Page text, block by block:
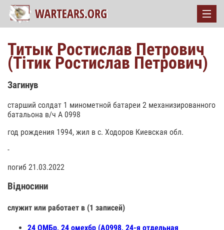
Титык Ростислав Петрович
(Тiтик Ростислав Петрович)
Загинув
старший солдат 1 минометной батареи 2 механизированного
батальона в/ч А 0998
год рождения 1994, жил в с. Ходоров Киевская обл.
-
погиб 21.03.2022
Відносини
служит или работает в (1 записей)
24 ОМБр, 24 омехбр (А0998, 24-я отдельная